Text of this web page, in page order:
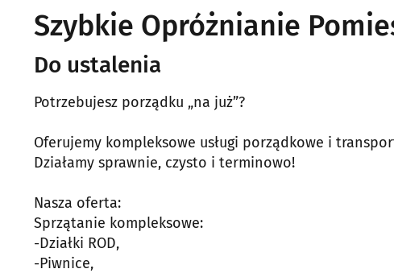
Szybkie Opróżnianie
Do ustalenia
Potrzebujesz porządku „na już”?
Oferujemy kompleksowe usługi porządkowe i
Działamy sprawnie, czysto i terminowo!
Nasza oferta:
Sprzątanie kompleksowe:
-Działki ROD,
-Piwnice,